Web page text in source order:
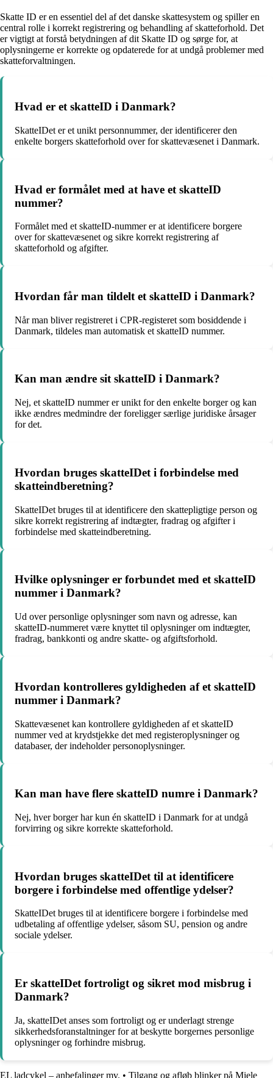
Skatte ID er en essentiel del af det danske skattesystem og spiller en
central rolle i korrekt registrering og behandling af skatteforhold. Det
er vigtigt at forstå betydningen af dit Skatte ID og sørge for, at
oplysningerne er korrekte og opdaterede for at undgå problemer med
skatteforvaltningen.
Hvad er et skatteID i Danmark?
SkatteIDet er et unikt personnummer, der identificerer den
enkelte borgers skatteforhold over for skattevæsenet i Danmark.
Hvad er formålet med at have et skatteID
nummer?
Formålet med et skatteID-nummer er at identificere borgere
over for skattevæsenet og sikre korrekt registrering af
skatteforhold og afgifter.
Hvordan får man tildelt et skatteID i Danmark?
Når man bliver registreret i CPR-registeret som bosiddende i
Danmark, tildeles man automatisk et skatteID nummer.
Kan man ændre sit skatteID i Danmark?
Nej, et skatteID nummer er unikt for den enkelte borger og kan
ikke ændres medmindre der foreligger særlige juridiske årsager
for det.
Hvordan bruges skatteIDet i forbindelse med
skatteindberetning?
SkatteIDet bruges til at identificere den skattepligtige person og
sikre korrekt registrering af indtægter, fradrag og afgifter i
forbindelse med skatteindberetning.
Hvilke oplysninger er forbundet med et skatteID
nummer i Danmark?
Ud over personlige oplysninger som navn og adresse, kan
skatteID-nummeret være knyttet til oplysninger om indtægter,
fradrag, bankkonti og andre skatte- og afgiftsforhold.
Hvordan kontrolleres gyldigheden af et skatteID
nummer i Danmark?
Skattevæsenet kan kontrollere gyldigheden af et skatteID
nummer ved at krydstjekke det med registeroplysninger og
databaser, der indeholder personoplysninger.
Kan man have flere skatteID numre i Danmark?
Nej, hver borger har kun én skatteID i Danmark for at undgå
forvirring og sikre korrekte skatteforhold.
Hvordan bruges skatteIDet til at identificere
borgere i forbindelse med offentlige ydelser?
SkatteIDet bruges til at identificere borgere i forbindelse med
udbetaling af offentlige ydelser, såsom SU, pension og andre
sociale ydelser.
Er skatteIDet fortroligt og sikret mod misbrug i
Danmark?
Ja, skatteIDet anses som fortroligt og er underlagt strenge
sikkerhedsforanstaltninger for at beskytte borgernes personlige
oplysninger og forhindre misbrug.
EL ladcykel – anbefalinger mv. • Tilgang og afløb blinker på Miele